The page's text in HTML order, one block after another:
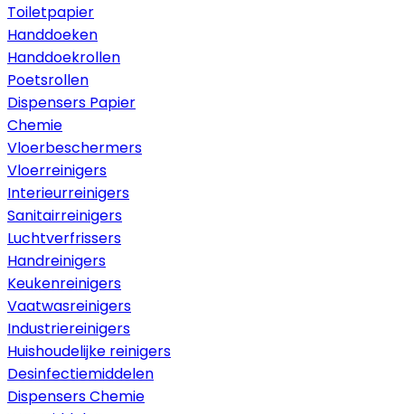
Toiletpapier
Handdoeken
Handdoekrollen
Poetsrollen
Dispensers Papier
Chemie
Vloerbeschermers
Vloerreinigers
Interieurreinigers
Sanitairreinigers
Luchtverfrissers
Handreinigers
Keukenreinigers
Vaatwasreinigers
Industriereinigers
Huishoudelijke reinigers
Desinfectiemiddelen
Dispensers Chemie